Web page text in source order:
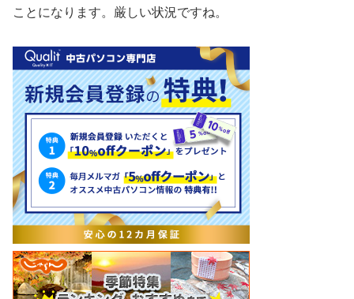
ことになります。厳しい状況ですね。